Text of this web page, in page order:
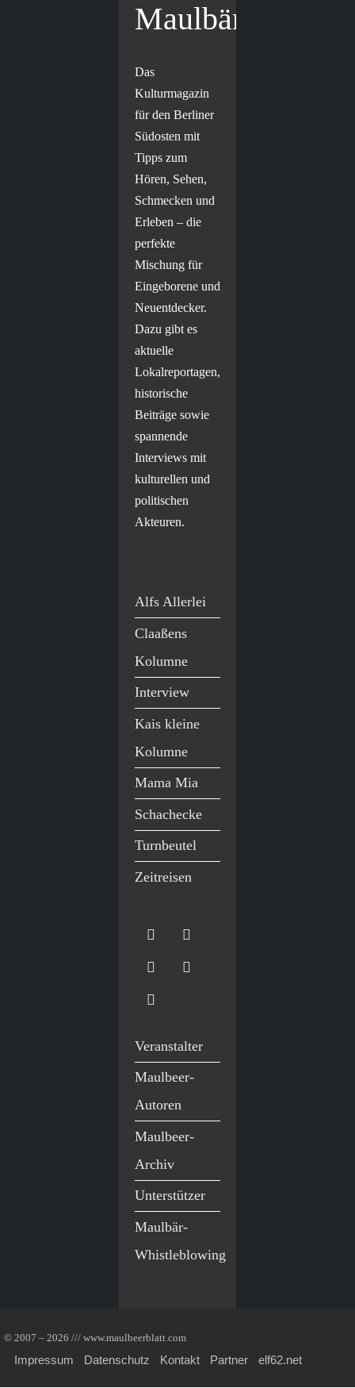
Maulbär
Das
Kulturmagazin
für den Berliner
Südosten mit
Tipps zum
Hören, Sehen,
Schmecken und
Erleben – die
perfekte
Mischung für
Eingeborene und
Neuentdecker.
Dazu gibt es
aktuelle
Lokalreportagen,
historische
Beiträge sowie
spannende
Interviews mit
kulturellen und
politischen
Akteuren.
Alfs Allerlei
Claaßens
Kolumne
Interview
Kais kleine
Kolumne
Mama Mia
Schachecke
Turnbeutel
Zeitreisen
Veranstalter
Maulbeer-
Autoren
Maulbeer-
Archiv
Unterstützer
Maulbär-
Whistleblowing
© 2007 – 2026 /// www.maulbeerblatt.com
Impressum Datenschutz Kontakt Partner elf62.net